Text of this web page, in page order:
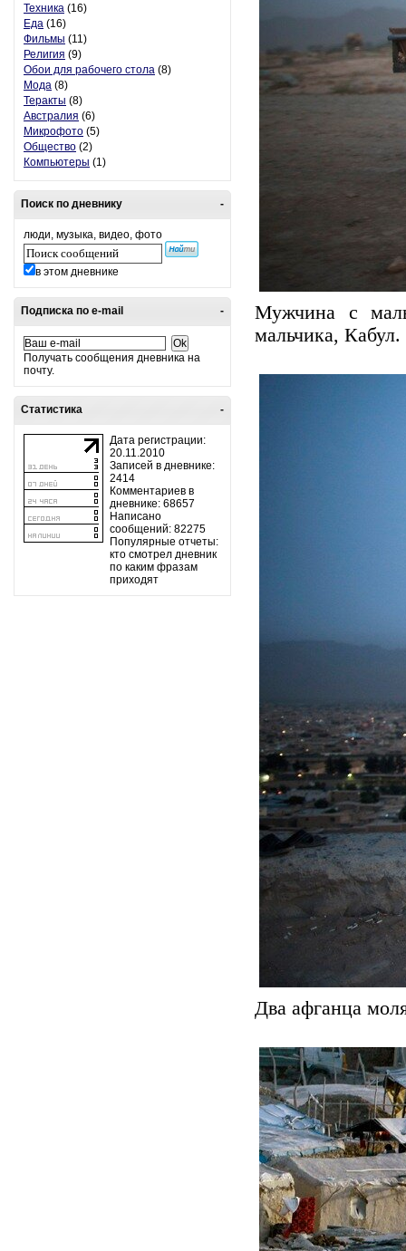
Техника (16)
Еда (16)
Фильмы (11)
Религия (9)
Обои для рабочего стола (8)
Мода (8)
Теракты (8)
Австралия (6)
Микрофото (5)
Общество (2)
Компьютеры (1)
-
Поиск по дневнику
люди, музыка, видео, фото
в этом дневнике
-
Подписка по e-mail
Получать сообщения дневника на
почту.
-
Статистика
Дата регистрации:
20.11.2010
Записей в дневнике:
2414
Комментариев в
дневнике: 68657
Написано
сообщений: 82275
Популярные отчеты:
кто смотрел дневник
по каким фразам
приходят
Мужчина с
мальчика, Кабул.
Два афганца